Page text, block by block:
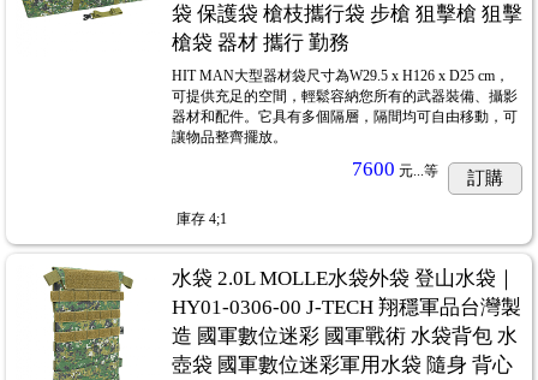
袋 保護袋 槍枝攜行袋 步槍 狙擊槍 狙擊
槍袋 器材 攜行 勤務
HIT MAN大型器材袋尺寸為W29.5 x H126 x D25 cm，
可提供充足的空間，輕鬆容納您所有的武器裝備、攝影
器材和配件。它具有多個隔層，隔間均可自由移動，可
讓物品整齊擺放。
7600 元... 等 訂購
庫存 4;1
水袋 2.0L MOLLE水袋外袋 登山水袋｜
HY01-0306-00 J-TECH 翔穩軍品台灣製
造 國軍數位迷彩 國軍戰術 水袋背包 水
壺袋 國軍數位迷彩軍用水袋 隨身 背心